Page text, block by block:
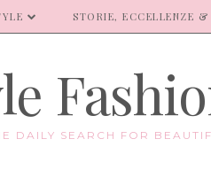
STORIE, ECCELLENZE
DAILY SEARCH FOR